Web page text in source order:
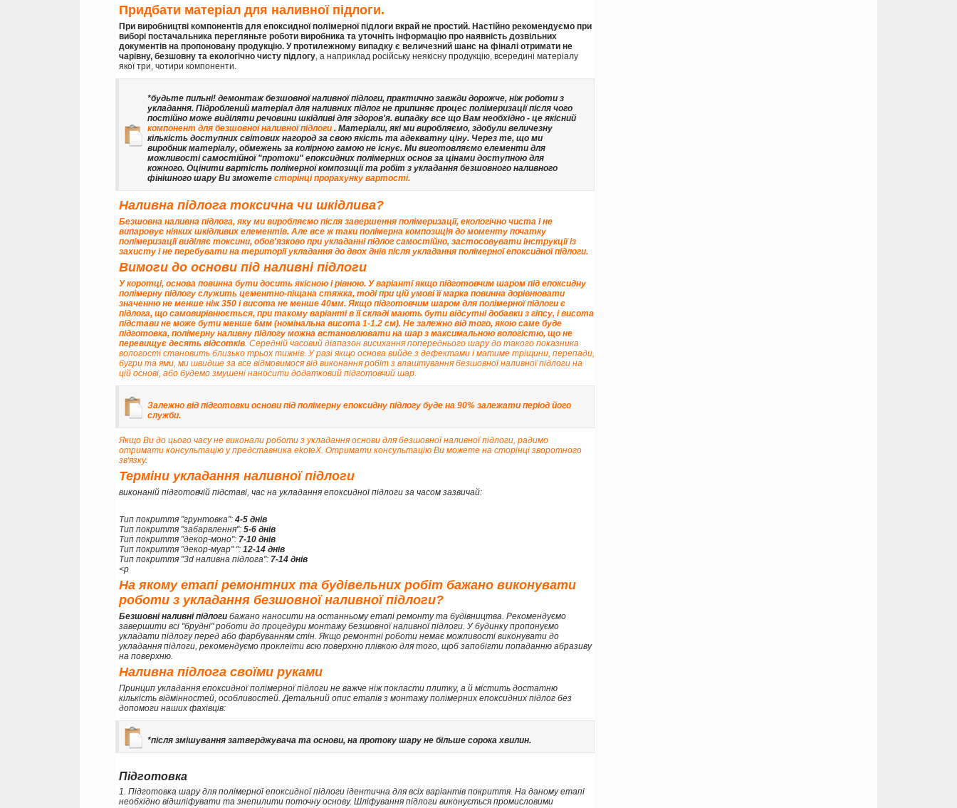
Придбати матеріал для наливної підлоги.
При виробництві компонентів для епоксидної полімерної підлоги вкрай не простий. Настійно рекомендуємо при
виборі постачальника перегляньте роботи виробника та уточніть інформацію про наявність дозвільних
документів на пропоновану продукцію. У протилежному випадку є величезний шанс на фіналі отримати не
чарівну, безшовну та екологічно чисту підлогу, а наприклад російську неякісну продукцію, всередині матеріалу
якої три, чотири компоненти.
*будьте пильні! демонтаж безшовної наливної підлоги, практично завжди дорожче, ніж роботи з
укладання. Підроблений матеріал для наливних підлог не припиняє процес полімеризації після чого
постійно може виділяти речовини шкідливі для здоров'я. випадку все що Вам необхідно - це якісний
компонент для безшовної наливної підлоги . Матеріали, які ми виробляємо, здобули величезну
кількість доступних світових нагород за свою якість та адекватну ціну. Через те, що ми
виробник матеріалу, обмежень за колірною гамою не існує. Ми виготовляємо елементи для
можливості самостійної "протоки" епоксидних полімерних основ за цінами доступною для
кожного. Оцінити вартість полімерної композиції та робіт з укладання безшовного наливного
фінішного шару Ви зможете сторінці прорахунку вартості.
Наливна підлога токсична чи шкідлива?
Безшовна наливна підлога, яку ми виробляємо після завершення полімеризації, екологічно чиста і не
випаровує ніяких шкідливих елементів. Але все ж таки полімерна композиція до моменту початку
полімеризації виділяє токсини, обов'язково при укладанні підлог самостійно, застосовувати інструкції із
захисту і не перебувати на території укладання до двох днів після укладання полімерної епоксидної підлоги.
Вимоги до основи під наливні підлоги
У коротці, основа повинна бути досить якісною і рівною. У варіанті якщо підготовчим шаром під епоксидну
полімерну підлогу служить цементно-піщана стяжка, тоді при цій умові її марка повинна дорівнювати
значенню не менше ніж 350 і висота не менше 40мм. Якщо підготовчим шаром для полімерної підлоги є
підлога, що самовирівнюється, при такому варіанті в її складімають бути відсутні добавки з гіпсу, і висота
підстави не може бути менше 6мм (номінальна висота 1-1.2 см). Не залежно від того, якою саме буде
підготовка, полімерну наливну підлогу можна встановлювати на шар з максимальною вологістю, що не
перевищує десять відсотків. Середній часовий діапазон висихання попереднього шару до такого показника
вологості становить близько трьох тижнів. У разі якщо основа вийде з дефектами і матиме тріщини, перепади,
бугри та ями, ми швидше за все відмовимося від виконання робіт з влаштування безшовної наливної підлоги на
цій основі, або будемо змушені наносити додатковий підготовчий шар.
Залежно від підготовки основи під полімерну епоксидну підлогу буде на 90% залежати період його
служби.
Якщо Ви до цього часу не виконали роботи з укладання основи для безшовної наливної підлоги, радимо
отримати консультацію у представника ekoteX. Отримати консультацію Ви можете на сторінці зворотного
зв'язку.
Терміни укладання наливної підлоги
виконаній підготовчій підставі, час на укладання епоксидної підлоги за часом зазвичай:
Тип покриття "грунтовка": 4-5 днів
Тип покриття "забарвлення": 5-6 днів
Тип покриття "декор-моно": 7-10 днів
Тип покриття "декор-муар" ": 12-14 днів
Тип покриття "3d наливна підлога": 7-14 днів
<p
На якому етапі ремонтних та будівельних робіт бажано виконувати
роботи з укладання безшовної наливної підлоги?
Безшовні наливні підлоги бажано наносити на останньому етапі ремонту та будівництва. Рекомендуємо
завершити всі "брудні" роботи до процедури монтажу безшовної наливної підлоги. У будинку пропонуємо
укладати підлогу перед або фарбуванням стін. Якщо ремонтні роботи немає можливості виконувати до
укладання підлоги, рекомендуємо проклеїти всю поверхню плівкою для того, щоб запобігти попаданню абразиву
на поверхню.
Наливна підлога своїми руками
Принцип укладання епоксидної полімерної підлоги не важче ніж покласти плитку, а й містить достатню
кількість відмінностей, особливостей. Детальний опис етапів з монтажу полімерних епоксидних підлог без
допомоги наших фахівців:
*після змішування затверджувача та основи, на протоку шару не більше сорока хвилин.
Підготовка
1. Підготовка шару для полімерної епоксидної підлоги ідентична для всіх варіантів покриття. На даному етапі
необхідно відшліфувати та знепилити поточну основу. Шліфування підлоги виконується промисловими